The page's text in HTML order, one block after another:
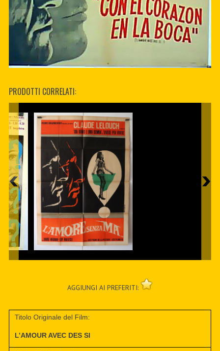
PRODOTTI CORRELATI:
AGGIUNGI AI PREFERITI:
Titolo Originale del Film:
L’AMOUR AVEC DES SI